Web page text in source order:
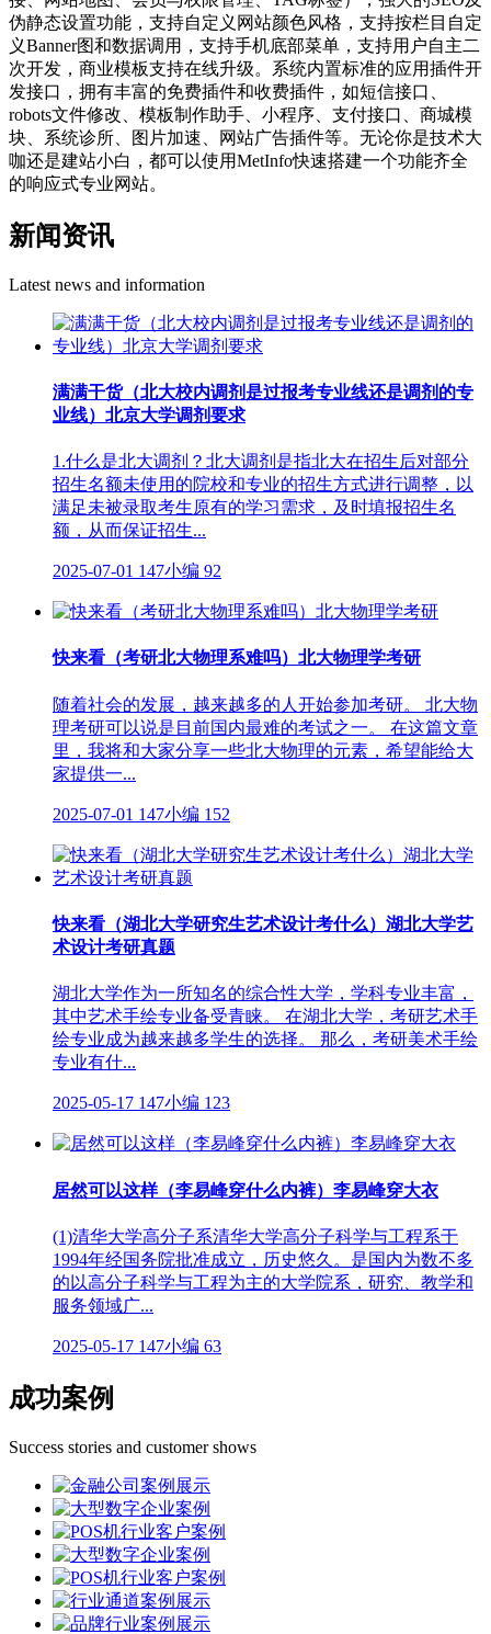
伪静态设置功能，支持自定义网站颜色风格，支持按栏目自定
义Banner图和数据调用，支持手机底部菜单，支持用户自主二
次开发，商业模板支持在线升级。系统内置标准的应用插件开
发接口，拥有丰富的免费插件和收费插件，如短信接口、
robots文件修改、模板制作助手、小程序、支付接口、商城模
块、系统诊所、图片加速、网站广告插件等。无论你是技术大
咖还是建站小白，都可以使用MetInfo快速搭建一个功能齐全
的响应式专业网站。
新闻资讯
Latest news and information
满满干货（北大校内调剂是过报考专业线还是调剂的专
业线）北京大学调剂要求
1.什么是北大调剂？北大调剂是指北大在招生后对部分
招生名额未使用的院校和专业的招生方式进行调整，以
满足未被录取考生原有的学习需求，及时填报招生名
额，从而保证招生...
2025-07-01 147小编 92
快来看（考研北大物理系难吗）北大物理学考研
随着社会的发展，越来越多的人开始参加考研。 北大物
理考研可以说是目前国内最难的考试之一。 在这篇文章
里，我将和大家分享一些北大物理的元素，希望能给大
家提供一...
2025-07-01 147小编 152
快来看（湖北大学研究生艺术设计考什么）湖北大学艺
术设计考研真题
湖北大学作为一所知名的综合性大学，学科专业丰富，
其中艺术手绘专业备受青睐。 在湖北大学，考研艺术手
绘专业成为越来越多学生的选择。 那么，考研美术手绘
专业有什...
2025-05-17 147小编 123
居然可以这样（李易峰穿什么内裤）李易峰穿大衣
(1)清华大学高分子系清华大学高分子科学与工程系于
1994年经国务院批准成立，历史悠久。是国内为数不多
的以高分子科学与工程为主的大学院系，研究、教学和
服务领域广...
2025-05-17 147小编 63
成功案例
Success stories and customer shows